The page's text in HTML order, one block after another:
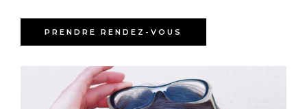
PRENDRE RENDEZ-VOUS